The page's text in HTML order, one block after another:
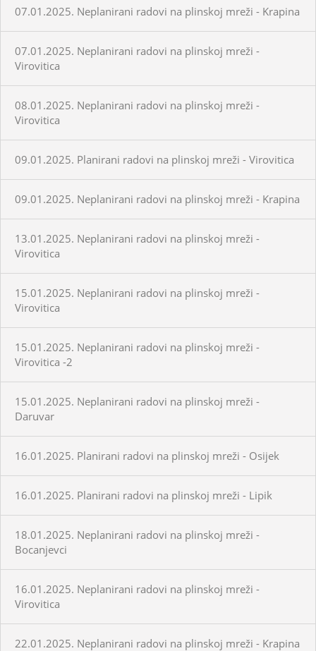
07.01.2025. Neplanirani radovi na plinskoj mreži - Krapina
07.01.2025. Neplanirani radovi na plinskoj mreži -
Virovitica
08.01.2025. Neplanirani radovi na plinskoj mreži -
Virovitica
09.01.2025. Planirani radovi na plinskoj mreži - Virovitica
09.01.2025. Neplanirani radovi na plinskoj mreži - Krapina
13.01.2025. Neplanirani radovi na plinskoj mreži -
Virovitica
15.01.2025. Neplanirani radovi na plinskoj mreži -
Virovitica
15.01.2025. Neplanirani radovi na plinskoj mreži -
Virovitica -2
15.01.2025. Neplanirani radovi na plinskoj mreži -
Daruvar
16.01.2025. Planirani radovi na plinskoj mreži - Osijek
16.01.2025. Planirani radovi na plinskoj mreži - Lipik
18.01.2025. Neplanirani radovi na plinskoj mreži -
Bocanjevci
16.01.2025. Neplanirani radovi na plinskoj mreži -
Virovitica
22.01.2025. Neplanirani radovi na plinskoj mreži - Krapina